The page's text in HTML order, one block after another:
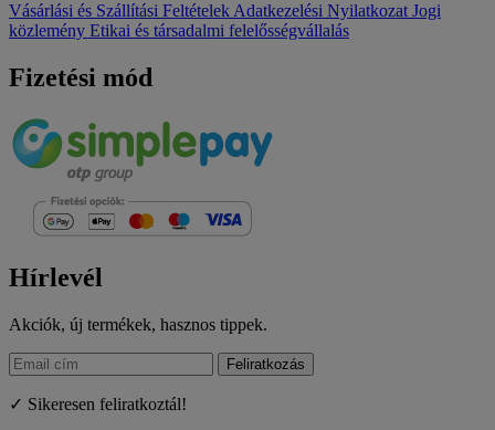
Vásárlási és Szállítási Feltételek Adatkezelési Nyilatkozat Jogi
közlemény Etikai és társadalmi felelősségvállalás
Fizetési mód
Hírlevél
Akciók, új termékek, hasznos tippek.
Feliratkozás
✓ Sikeresen feliratkoztál!